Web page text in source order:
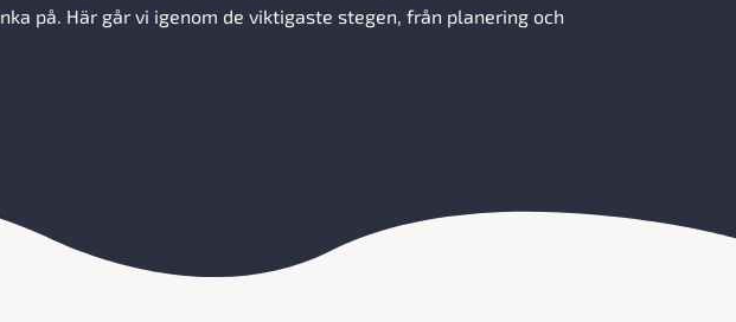
på. Här går vi igenom de viktigaste stegen, från planering och